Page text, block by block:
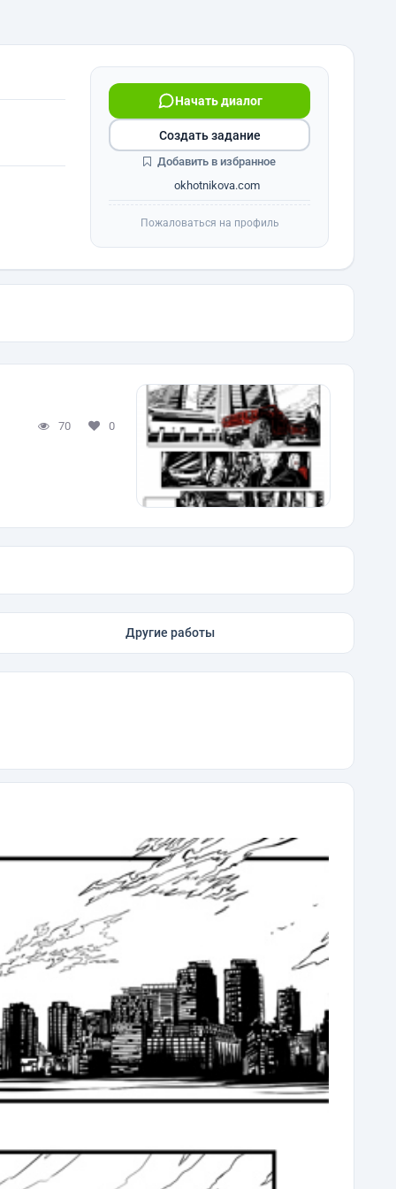
Начать диалог
okhotnikova.com
Создать задание
Добавить в избранное
Пожаловаться на профиль
70 0
Другие работы